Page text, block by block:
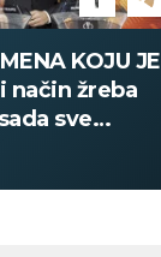
KOJU JE
način žreba
sve